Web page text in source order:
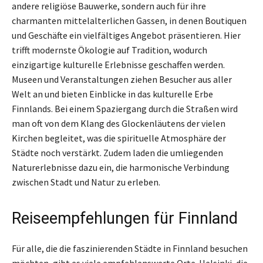
andere religiöse Bauwerke, sondern auch für ihre
charmanten mittelalterlichen Gassen, in denen Boutiquen
und Geschäfte ein vielfältiges Angebot präsentieren. Hier
trifft modernste Ökologie auf Tradition, wodurch
einzigartige kulturelle Erlebnisse geschaffen werden.
Museen und Veranstaltungen ziehen Besucher aus aller
Welt an und bieten Einblicke in das kulturelle Erbe
Finnlands. Bei einem Spaziergang durch die Straßen wird
man oft von dem Klang des Glockenläutens der vielen
Kirchen begleitet, was die spirituelle Atmosphäre der
Städte noch verstärkt. Zudem laden die umliegenden
Naturerlebnisse dazu ein, die harmonische Verbindung
zwischen Stadt und Natur zu erleben.
Reiseempfehlungen für Finnland
Für alle, die die faszinierenden Städte in Finnland besuchen